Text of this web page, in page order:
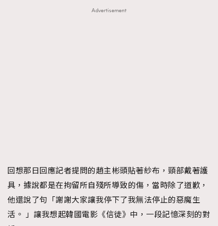
Advertisement
回想那日回應記者提問的趙主彬頭貼著紗布，頸部戴著護
具，據說都是在拘留所自殘所導致的傷，當時除了道歉，
他還說了句「謝謝大家讓我停下了我無法停止的惡魔生
活。 」讓我想起韓國電影《信徒》中，一段記憶深刻的對